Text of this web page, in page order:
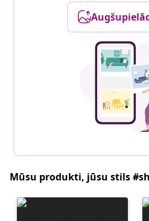
Mūsu produkti, jūsu stils